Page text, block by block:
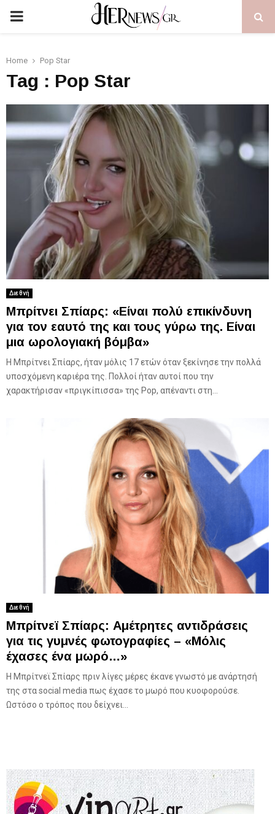
PRIMARY
Home Pop Star
Tag : Pop Star
Διεθνή
Μπρίτνει Σπίαρς: «Είναι πολύ επικίνδυνη
για τον εαυτό της και τους γύρω της. Είναι
μια ωρολογιακή βόμβα»
Η Μπρίτνει Σπίαρς, ήταν μόλις 17 ετών όταν ξεκίνησε την πολλά
υποσχόμενη καριέρα της. Πολλοί ήταν αυτοί που την
χαρακτήρισαν «πριγκίπισσα» της Pop, απέναντι στη...
Διεθνή
Μπρίτνεϊ Σπίαρς: Αμέτρητες αντιδράσεις
για τις γυμνές φωτογραφίες – «Μόλις
έχασες ένα μωρό…»
Η Μπρίτνεϊ Σπίαρς πριν λίγες μέρες έκανε γνωστό με ανάρτησή
της στα social media πως έχασε το μωρό που κυοφορούσε.
Ωστόσο ο τρόπος που δείχνει...